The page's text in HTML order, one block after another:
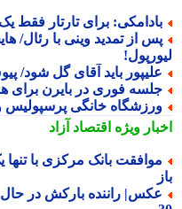
برای تارتار فقط یک
باید آقای گل شود/
فوری در بایرن برای
خانگی پرسپولیس و
ویژهاقتصاد آزاد
بانک مرکزی با تنها یک
راننده بارکش در حال